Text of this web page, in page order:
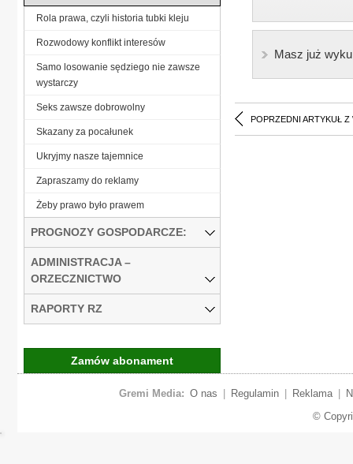
Masz już
POPRZEDNI ARTYKUŁ Z
Rola prawa, czyli historia tubki kleju
Rozwodowy konflikt interesów
Samo losowanie sędziego nie zawsze
wystarczy
Seks zawsze dobrowolny
Skazany za pocałunek
Ukryjmy nasze tajemnice
Zapraszamy do reklamy
Żeby prawo było prawem
PROGNOZY GOSPODARCZE:
ADMINISTRACJA –
ORZECZNICTWO
RAPORTY RZ
Zamów abonament
Gremi Media: O nas Regulamin Reklama
©